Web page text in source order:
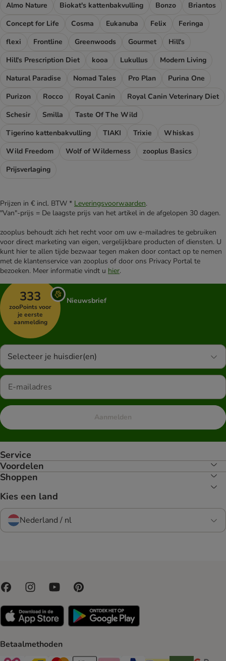
Almo Nature Biokat's kattenbakvulling Bonzo
Briantos
Concept for Life
Cosma Eukanuba Felix
Feringa
flexi
Frontline Greenwoods Gourmet
Hill's
Hill's Prescription Diet
kooa Lukullus
Modern Living
Natural Paradise
Nomad Tales Pro Plan
Purina One
Purizon
Rocco Royal Canin
Royal Canin Veterinary Diet
Schesir
Smilla
Taste Of The Wild
Tigerino kattenbakvulling
TIAKI Trixie
Whiskas
Wild Freedom
Wolf of Wilderness
zooplus Basics
Prijsverlaging
Prijzen in € incl. BTW * Leveringsvoorwaarden.
"Van"-prijs = De laagste prijs van het artikel in de afgelopen 30 dagen.
zooplus behoudt zich het recht voor om uw e-mailadres te gebruiken
voor direct marketing van eigen, vergelijkbare producten of diensten. U
kunt hier te allen tijde bezwaar tegen maken door contact op te nemen
met de klantenservice van zooplus of door ons Privacy Portal te
bezoeken. Meer informatie vindt u hier.
333
zooPoints voor
je eerste
aanmelding
Nieuwsbrief
Selecteer je huisdier(en)
Aanmelden
Service
Voordelen
Shoppen
Kies een land
Nederland / nl
Betaalmethoden